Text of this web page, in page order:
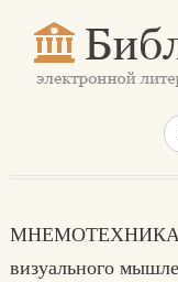
МНЕМОТЕХНИКА
визуального